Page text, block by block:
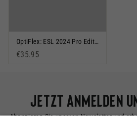
OptiFlex: ESL 2024 Pro Edition Schwarz
€35.95
Jetzt anmelden
Abonnieren Sie unseren Newsletter und